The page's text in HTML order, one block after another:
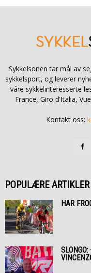
Sykkelsonen tar mål av
sykkelsport, og leverer
våre sykkelinteresserte
France, Giro d'Italia,
Kontakt oss:
POPULÆRE ARTIKLER
HAR